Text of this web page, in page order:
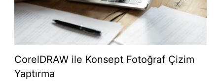
CorelDRAW ile Konsept Fotoğraf Çizim
Yaptırma